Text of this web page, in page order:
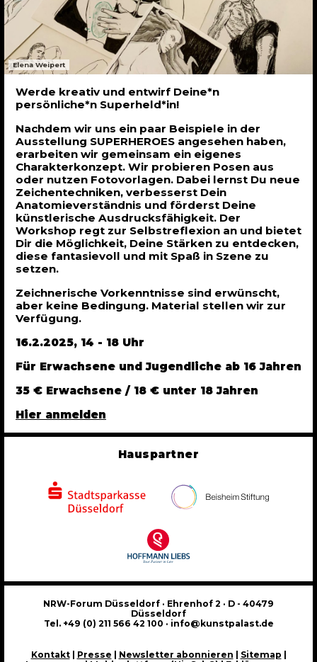
Elena Weipert
Werde kreativ und entwirf Deine*n
persönliche*n Superheld*in!
Nachdem wir uns ein paar Beispiele in der
Ausstellung SUPERHEROES angesehen haben,
erarbeiten wir gemeinsam ein eigenes
Charakterkonzept. Wir probieren Posen aus
oder nutzen Fotovorlagen. Dabei lernst Du neue
Zeichentechniken, verbesserst Dein
Anatomieverständnis und förderst Deine
künstlerische Ausdrucksfähigkeit. Der
Workshop regt zur Selbstreflexion an und bietet
Dir die Möglichkeit, Deine Stärken zu entdecken,
diese fantasievoll und mit Spaß in Szene zu
setzen.
Zeichnerische Vorkenntnisse sind erwünscht,
aber keine Bedingung. Material stellen wir zur
Verfügung.
16.2.2025, 14 - 18 Uhr
Für Erwachsene und Jugendliche ab 16 Jahren
35 € Erwachsene / 18 € unter 18 Jahren
Hier anmelden
Hauspartner
NRW-Forum Düsseldorf · Ehrenhof 2 · D - 40479
Düsseldorf
Tel. +49 (0) 211 566 42 100 · info@kunstpalast.de
Kontakt| Presse Newsletter abonnieren Sitemap